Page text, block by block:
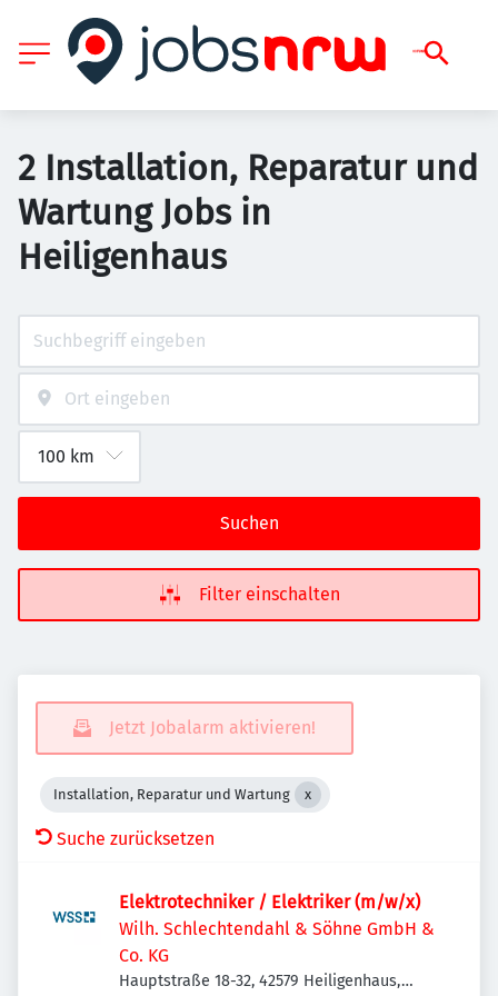
2 Installation, Reparatur und
Wartung Jobs in
Heiligenhaus
Suchen
Filter einschalten
Jetzt Jobalarm aktivieren!
Installation, Reparatur und Wartung
Suche zurücksetzen
Elektrotechniker / Elektriker (m/w/x)
Wilh. Schlechtendahl & Söhne GmbH &
Co. KG
Hauptstraße 18-32, 42579 Heiligenhaus,